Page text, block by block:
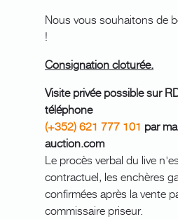
Nous vous souhaitons de
!
Consignation cloturée.
Visite privée possible sur
téléphone
(+352) 621 777 101 par
auction.com
Le procès verbal du live
contractuel, les enchères
confirmées après la vente
commissaire priseur.